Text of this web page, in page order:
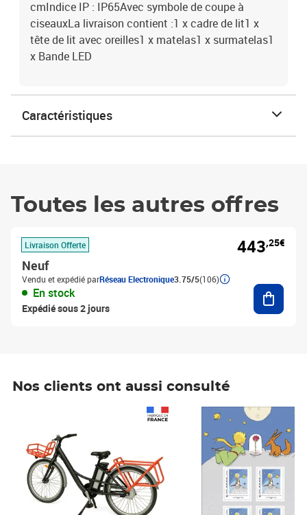
cmIndice IP : IP65Avec symbole de coupe à
ciseauxLa livraison contient :1 x cadre de lit1 x
tête de lit avec oreilles1 x matelas1 x surmatelas1
x Bande LED
Caractéristiques
Toutes les autres offres
Livraison Offerte
Neuf
Vendu et expédié parRéseau Electronique3.75/5(106)
En stock
Expédié sous 2 jours
443,25€
Nos clients ont aussi consulté
Prix 7,50€